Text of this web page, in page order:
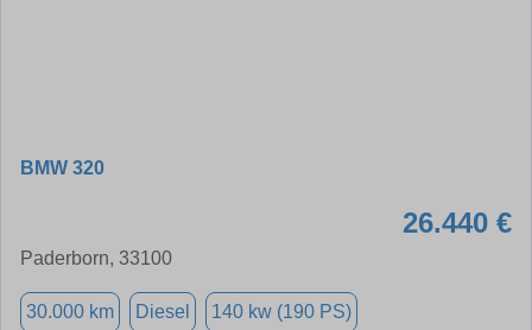
BMW 320
26.440 €
Paderborn, 33100
30.000 km Diesel 140 kw (190 PS)